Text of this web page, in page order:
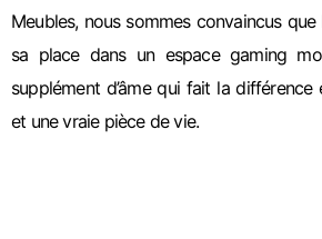
Meubles, nous sommes convaincus
sa place dans un espace gaming
supplément d’âme qui fait la
et une vraie pièce de vie.